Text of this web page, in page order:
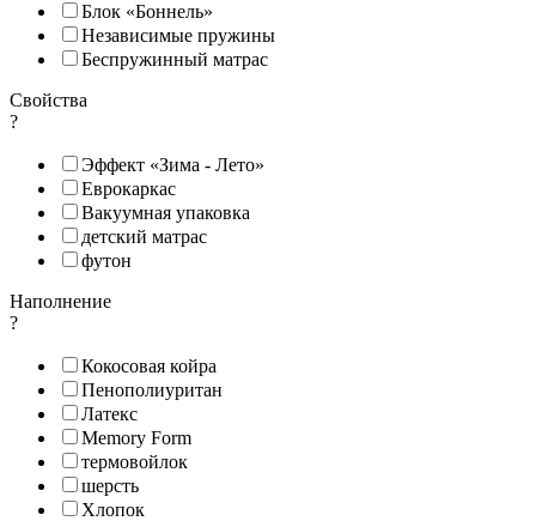
Блок «Боннель»
Независимые пружины
Беспружинный матрас
Свойства
?
Эффект «Зима - Лето»
Еврокаркас
Вакуумная упаковка
детский матрас
футон
Наполнение
?
Кокосовая койра
Пенополиуритан
Латекс
Memory Form
термовойлок
шерсть
Хлопок